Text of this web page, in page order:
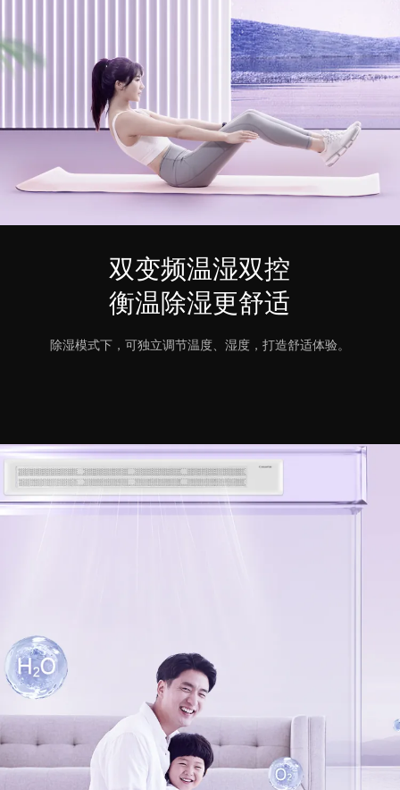
双变频温湿双控
衡温除湿更舒适
除湿模式下， 可独立调节温度、湿度，打造舒适体验。